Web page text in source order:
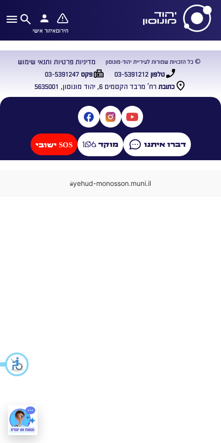
חירוםאיזור אישי
כתובת רח’ מרבד הקסמים 6, יהוד מונוסון, 5635001
טלפון03-5391212 פקס03-5391247
© כל הזכויות שמורות לעיריית יהוד-מונוסון מדיניות פרטיות ותנאי שימוש
דברו איתנו מוקד SOS ישובי
yehud-monosson.muni.il